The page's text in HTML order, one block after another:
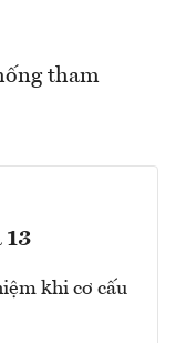
tham
13
khi cơ cấu